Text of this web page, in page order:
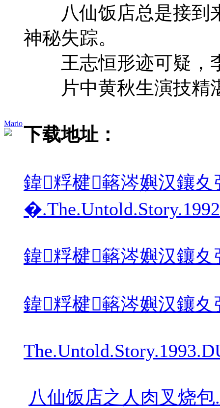
Mario
八仙饭店总是接到来
神秘失踪。
王志恒形迹可疑，李
片中黄秋生演技精湛
下载地址：
鍏粰楗簵涔嬩汉鑲
鍏粰楗簵涔嬩汉鑲夊
鍏粰楗簵涔嬩汉鑲夊
八仙饭店之人肉叉烧